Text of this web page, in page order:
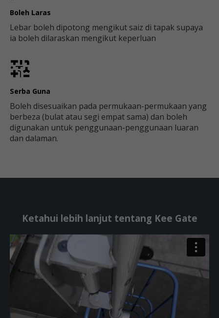
Boleh Laras
Lebar boleh dipotong mengikut saiz di tapak supaya
ia boleh dilaraskan mengikut keperluan
Serba Guna
Boleh disesuaikan pada permukaan-permukaan yang
berbeza (bulat atau segi empat sama) dan boleh
digunakan untuk penggunaan-penggunaan luaran
dan dalaman.
Ketahui lebih lanjut tentang Kee Gate